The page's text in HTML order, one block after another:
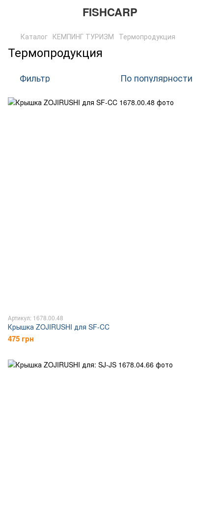
FISHCARP
Каталог КЕМПИНГ ТУРИЗМ Термопродукция
Термопродукция
Фильтр По популярности
Артикул: 1678.00.48
Крышка ZOJIRUSHI для SF-CC
475 грн